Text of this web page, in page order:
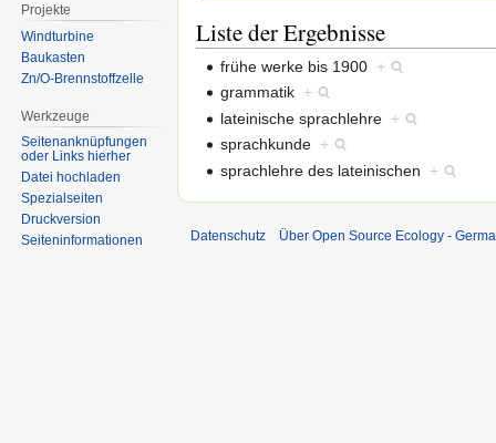
Liste der Ergebnisse
frühe werke bis 1900 +
grammatik +
lateinische sprachlehre +
sprachkunde +
sprachlehre des lateinischen +
Projekte
Windturbine
Baukasten
Zn/O-Brennstoffzelle
Werkzeuge
Seitenanknüpfungen
oder Links hierher
Datei hochladen
Spezialseiten
Druckversion
Seiten­informationen
Datenschutz Über Open Source Ecology -